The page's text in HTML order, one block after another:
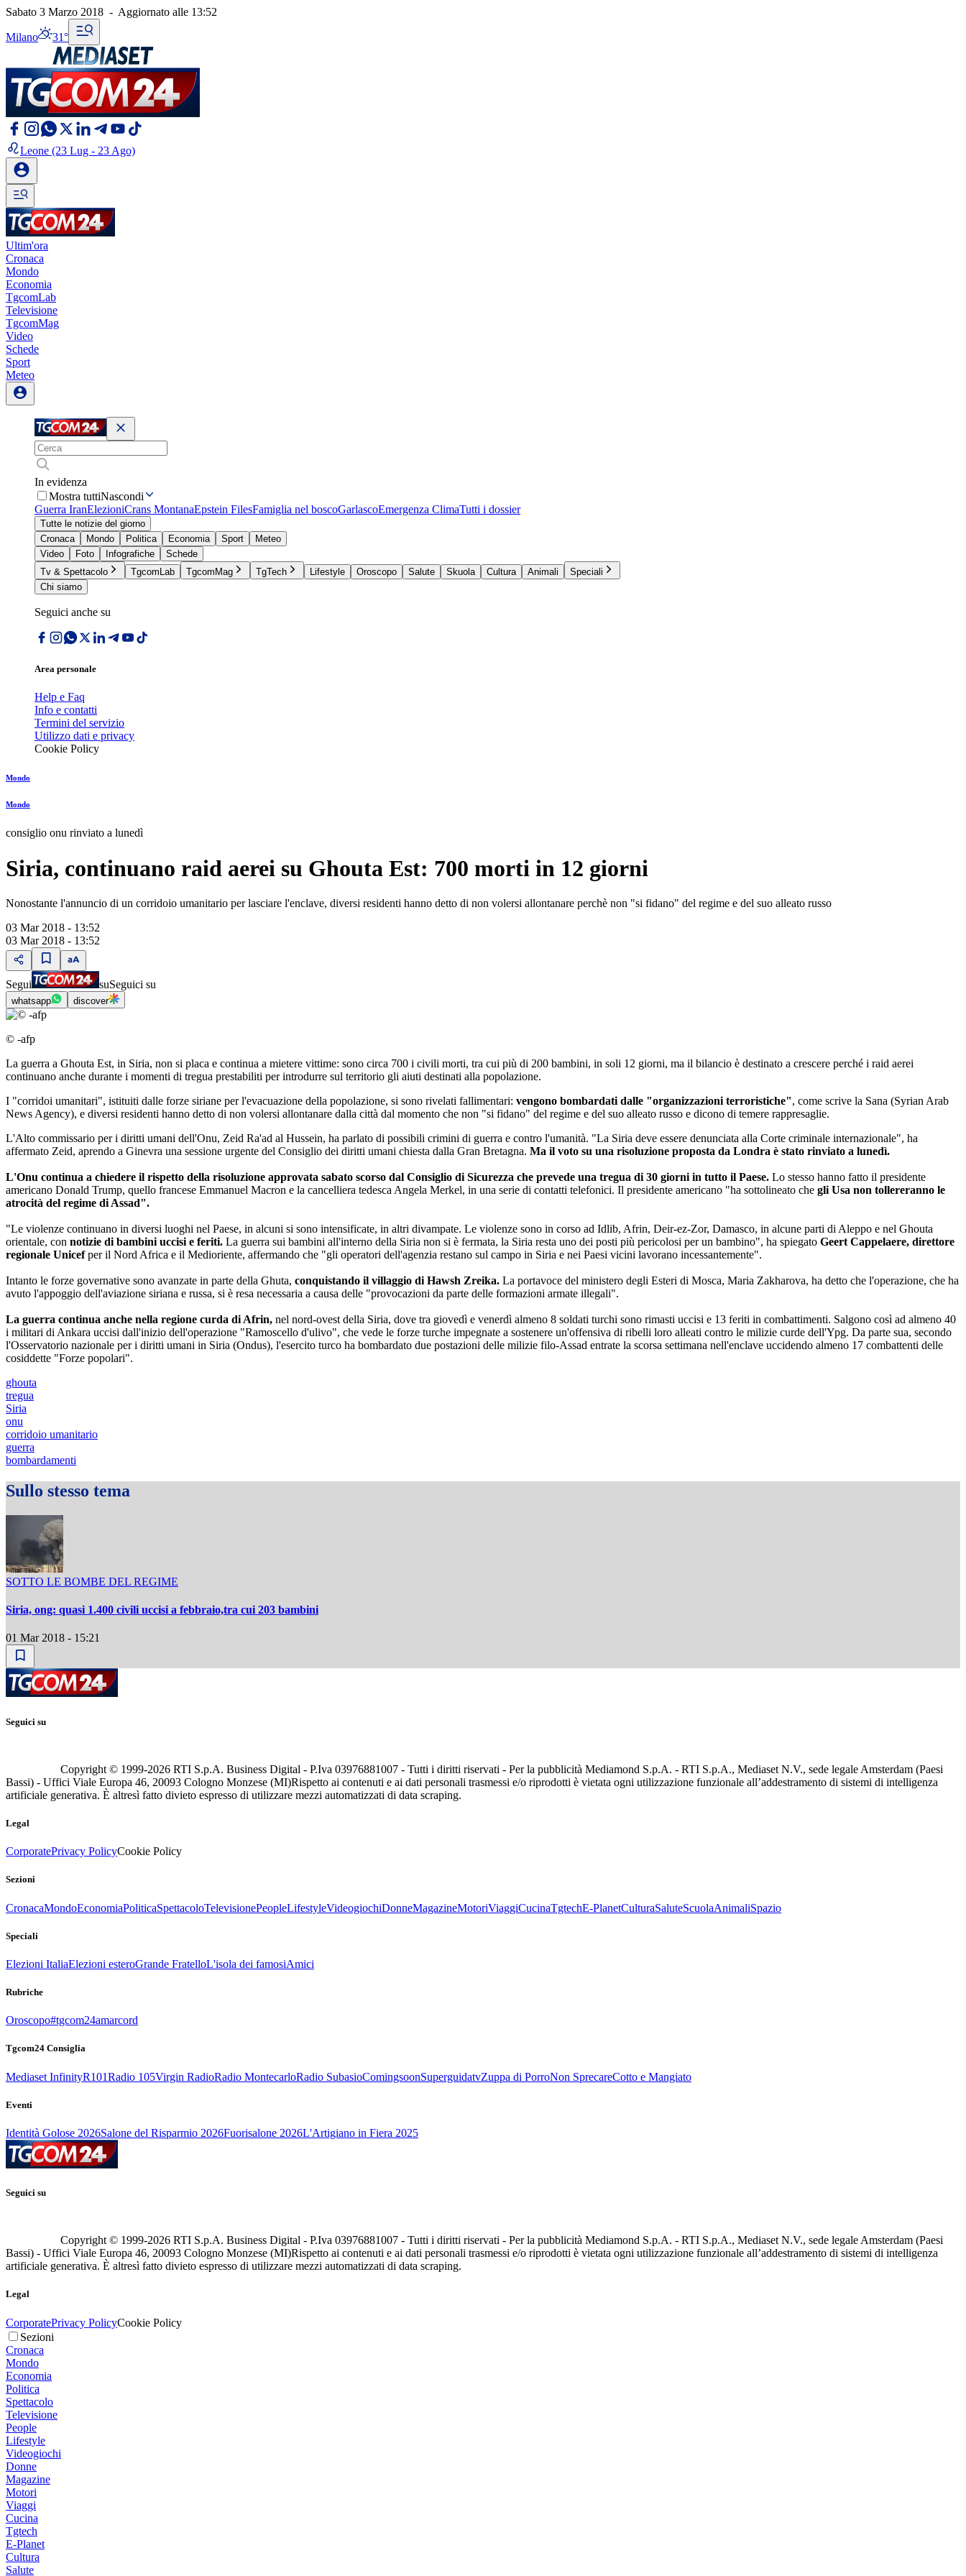
Sabato 3 Marzo 2018 - Aggiornato alle 13:52
Milano 31°
Leone (23 Lug - 23 Ago)
Ultim'ora
Cronaca
Mondo
Economia
TgcomLab
Televisione
TgcomMag
Video
Schede
Sport
Meteo
In evidenza
Mostra tuttiNascondi
Guerra IranElezioniCrans MontanaEpstein FilesFamiglia nel boscoGarlascoEmergenza ClimaTutti i dossier
Tutte le notizie del giorno
Cronaca
Mondo Politica Economia Sport
Meteo
Video
Foto Infografiche
Schede
Tv & Spettacolo
TgcomLab TgcomMag TgTech Lifestyle Oroscopo Salute Skuola Cultura Animali
Speciali
Chi siamo
Seguici anche su
Area personale
Help e Faq
Info e contatti
Termini del servizio
Utilizzo dati e privacy
Cookie Policy
Mondo
Mondo
consiglio onu rinviato a lunedì
Siria, continuano raid aerei su Ghouta Est: 700 morti in 12 giorni
Nonostante l'annuncio di un corridoio umanitario per lasciare l'enclave, diversi residenti hanno detto di non volersi allontanare perchè non "si fidano" del regime e del suo alleato russo
03 Mar 2018 - 13:52
03 Mar 2018 - 13:52
Segui suSeguici su
whatsapp discover
© -afp
La guerra a Ghouta Est, in Siria, non si placa e continua a mietere vittime: sono circa 700 i civili morti, tra cui più di 200 bambini, in soli 12 giorni, ma il bilancio è destinato a crescere perché i raid aerei
continuano anche durante i momenti di tregua prestabiliti per introdurre sul territorio gli aiuti destinati alla popolazione.
I "corridoi umanitari", istituiti dalle forze siriane per l'evacuazione della popolazione, si sono rivelati fallimentari: vengono bombardati dalle "organizzazioni terroristiche", come scrive la Sana (Syrian Arab
News Agency), e diversi residenti hanno detto di non volersi allontanare dalla città dal momento che non "si fidano" del regime e del suo alleato russo e dicono di temere rappresaglie.
L'Alto commissario per i diritti umani dell'Onu, Zeid Ra'ad al Hussein, ha parlato di possibili crimini di guerra e contro l'umanità. "La Siria deve essere denunciata alla Corte criminale internazionale", ha
affermato Zeid, aprendo a Ginevra una sessione urgente del Consiglio dei diritti umani chiesta dalla Gran Bretagna. Ma il voto su una risoluzione proposta da Londra è stato rinviato a lunedì.
L'Onu continua a chiedere il rispetto della risoluzione approvata sabato scorso dal Consiglio di Sicurezza che prevede una tregua di 30 giorni in tutto il Paese. Lo stesso hanno fatto il presidente
americano Donald Trump, quello francese Emmanuel Macron e la cancelliera tedesca Angela Merkel, in una serie di contatti telefonici. Il presidente americano "ha sottolineato che gli Usa non tollereranno le
atrocità del regime di Assad".
"Le violenze continuano in diversi luoghi nel Paese, in alcuni si sono intensificate, in altri divampate. Le violenze sono in corso ad Idlib, Afrin, Deir-ez-Zor, Damasco, in alcune parti di Aleppo e nel Ghouta
orientale, con notizie di bambini uccisi e feriti. La guerra sui bambini all'interno della Siria non si è fermata, la Siria resta uno dei posti più pericolosi per un bambino", ha spiegato Geert Cappelaere, direttore
regionale Unicefper il Nord Africa e il Medioriente, affermando che "gli operatori dell'agenzia restano sul campo in Siria e nei Paesi vicini lavorano incessantemente".
Intanto le forze governative sono avanzate in parte della Ghuta, conquistando il villaggio di Hawsh Zreika. La portavoce del ministero degli Esteri di Mosca, Maria Zakharova, ha detto che l'operazione, che ha
avuto l'appoggio dell'aviazione siriana e russa, si è resa necessaria a causa delle "provocazioni da parte delle formazioni armate illegali".
La guerra continua anche nella regione curda di Afrin, nel nord-ovest della Siria, dove tra giovedì e venerdì almeno 8 soldati turchi sono rimasti uccisi e 13 feriti in combattimenti. Salgono così ad almeno 40
i militari di Ankara uccisi dall'inizio dell'operazione "Ramoscello d'ulivo", che vede le forze turche impegnate a sostenere un'offensiva di ribelli loro alleati contro le milizie curde dell'Ypg. Da parte sua, secondo
l'Osservatorio nazionale per i diritti umani in Siria (Ondus), l'esercito turco ha bombardato due postazioni delle milizie filo-Assad entrate la scorsa settimana nell'enclave uccidendo almeno 17 combattenti delle
cosiddette "Forze popolari".
ghouta
tregua
Siria
onu
corridoio umanitario
guerra
bombardamenti
Sullo stesso tema
SOTTO LE BOMBE DEL REGIME
Siria, ong: quasi 1.400 civili uccisi a febbraio,tra cui 203 bambini
01 Mar 2018 - 15:21
Seguici su
Copyright © 1999-2026 RTI S.p.A. Business Digital - P.Iva 03976881007 - Tutti i diritti riservati - Per la pubblicità Mediamond S.p.A. - RTI S.p.A., Mediaset N.V., sede legale Amsterdam (Paesi
Bassi) - Uffici Viale Europa 46, 20093 Cologno Monzese (MI)Rispetto ai contenuti e ai dati personali trasmessi e/o riprodotti è vietata ogni utilizzazione funzionale all’addestramento di sistemi di intelligenza
artificiale generativa. È altresì fatto divieto espresso di utilizzare mezzi automatizzati di data scraping.
Legal
CorporatePrivacy PolicyCookie Policy
Sezioni
CronacaMondoEconomiaPoliticaSpettacoloTelevisionePeopleLifestyleVideogiochiDonneMagazineMotoriViaggiCucinaTgtechE-PlanetCulturaSaluteScuolaAnimaliSpazio
Speciali
Elezioni ItaliaElezioni esteroGrande FratelloL'isola dei famosiAmici
Rubriche
Oroscopo#tgcom24amarcord
Tgcom24 Consiglia
Mediaset InfinityR101Radio 105Virgin RadioRadio MontecarloRadio SubasioComingsoonSuperguidatvZuppa di PorroNon SprecareCotto e Mangiato
Eventi
Identità Golose 2026Salone del Risparmio 2026Fuorisalone 2026L'Artigiano in Fiera 2025
Seguici su
Copyright © 1999-2026 RTI S.p.A. Business Digital - P.Iva 03976881007 - Tutti i diritti riservati - Per la pubblicità Mediamond S.p.A. - RTI S.p.A., Mediaset N.V., sede legale Amsterdam (Paesi
Bassi) - Uffici Viale Europa 46, 20093 Cologno Monzese (MI)Rispetto ai contenuti e ai dati personali trasmessi e/o riprodotti è vietata ogni utilizzazione funzionale all’addestramento di sistemi di intelligenza
artificiale generativa. È altresì fatto divieto espresso di utilizzare mezzi automatizzati di data scraping.
Legal
CorporatePrivacy PolicyCookie Policy
Sezioni
Cronaca
Mondo
Economia
Politica
Spettacolo
Televisione
People
Lifestyle
Videogiochi
Donne
Magazine
Motori
Viaggi
Cucina
Tgtech
E-Planet
Cultura
Salute